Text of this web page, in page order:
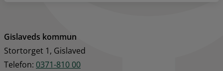
Gislaveds kommun
Stortorget 1, Gislaved
Telefon: 0371-810 00